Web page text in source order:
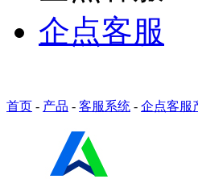
SSL证书免费领
企点客服
首页 - 产品 - 客服系统 - 企点客服